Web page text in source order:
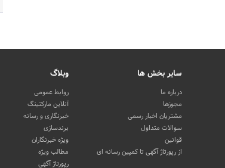
سایر بخش ها
درباره ما
مجوزها
مشتریان اخبار رسمی
سوالات متداول
قوانین
از رپورتاژ آگهی تا کمپین رسانه ای
وبلاگ
روابط عمومی
آنلاین مارکتینگ
خبرنگاری و رسانه
برندسازی
ویژه خبرنگاران
مطالب ویژه
رپورتاژ آگهی